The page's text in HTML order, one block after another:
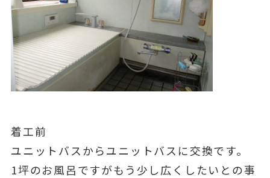
着工前
ユニットバスからユニットバスに交換です。
1坪のお風呂ですがもう少し広くしたいとの事